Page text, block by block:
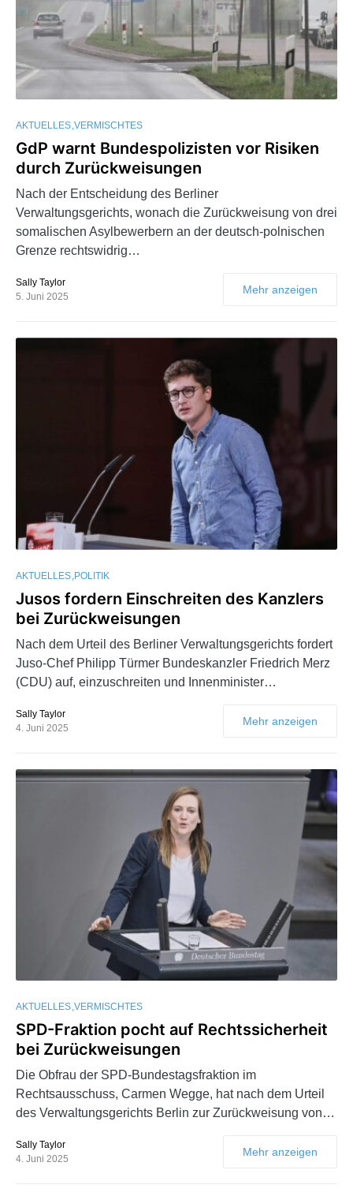
AKTUELLES VERMISCHTES
GdP warnt Bundespolizisten vor Risiken
durch Zurückweisungen
Nach der Entscheidung des Berliner
Verwaltungsgerichts, wonach die Zurückweisung von drei
somalischen Asylbewerbern an der deutsch-polnischen
Grenze rechtswidrig…
Sally Taylor
5. Juni 2025
Mehr anzeigen
AKTUELLES POLITIK
Jusos fordern Einschreiten des Kanzlers
bei Zurückweisungen
Nach dem Urteil des Berliner Verwaltungsgerichts fordert
Juso-Chef Philipp Türmer Bundeskanzler Friedrich Merz
(CDU) auf, einzuschreiten und Innenminister…
Sally Taylor
4. Juni 2025
Mehr anzeigen
AKTUELLES VERMISCHTES
SPD-Fraktion pocht auf Rechtssicherheit
bei Zurückweisungen
Die Obfrau der SPD-Bundestagsfraktion im
Rechtsausschuss, Carmen Wegge, hat nach dem Urteil
des Verwaltungsgerichts Berlin zur Zurückweisung von…
Sally Taylor
4. Juni 2025
Mehr anzeigen